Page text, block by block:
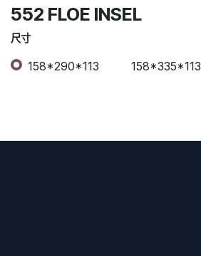
552 FLOE INSEL
尺寸
158*290*113 158*335*113